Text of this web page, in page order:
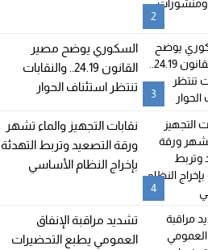
2
3
السكوري يوضح مصير
القانون 24.19.. والنقابات
تنتظر استئناف الحوار
4
نقابات التجهيز والماء تشهر
ورقة التصعيد وتربط التهدئة
بإخراج النظام الأساسي
تشديد مراقبة الإنفاق
العمومي يطبع التحضيرات